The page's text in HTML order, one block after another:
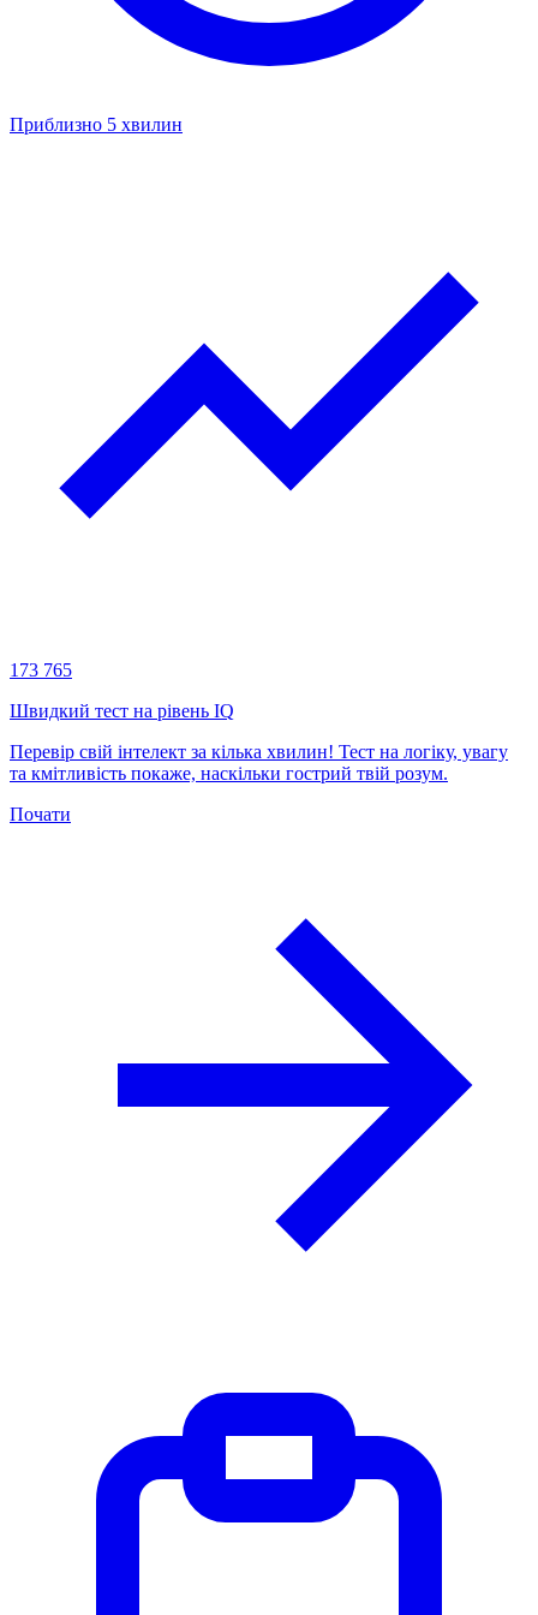
Приблизно 5 хвилин
173 765
Швидкий тест на рівень IQ
Перевір свій інтелект за кілька хвилин! Тест на логіку, увагу
та кмітливість покаже, наскільки гострий твій розум.
Почати